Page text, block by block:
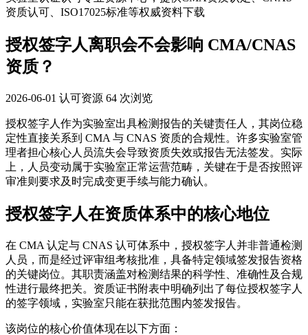
资质认可、ISO17025标准等权威资料下载
授权签字人离职会不会影响 CMA/CNAS
资质？
2026-06-01 认可资源 64 次浏览
授权签字人作为实验室出具检测报告的关键责任人，其岗位稳
定性直接关系到 CMA 与 CNAS 资质的合规性。许多实验室管
理者担心核心人员流失会导致资质失效或报告无法签发。实际
上，人员变动属于实验室正常运营范畴，关键在于是否按照评
审准则要求及时完成变更手续与能力确认。
授权签字人在资质体系中的核心地位
在 CMA 认定与 CNAS 认可体系中，授权签字人并非普通检测
人员，而是经过评审组考核批准，具备特定领域签发报告资格
的关键岗位。其职责涵盖对检测结果的科学性、准确性及合规
性进行最终把关。资质证书附表中明确列出了每位授权签字人
的签字领域，实验室只能在获批范围内签发报告。
该岗位的核心价值体现在以下方面：